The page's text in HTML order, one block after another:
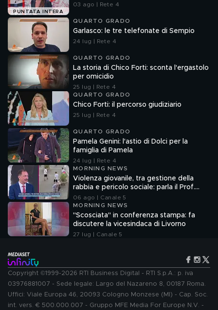
PUNTATA INTERA
03 ago | Rete 4
QUARTO GRADO
Garlasco: le tre telefonate di Sempio
24 lug | Rete 4
QUARTO GRADO
La storia di Chico Forti: sconta l'ergastolo
per omicidio
25 lug | Rete 4
QUARTO GRADO
Chico Forti: il percorso giudiziario
25 lug | Rete 4
QUARTO GRADO
Pamela Genini: l'astio di Dolci per la
famiglia di Pamela
24 lug | Rete 4
MORNING NEWS
Violenza giovanile, tra gestione della
rabbia e pericolo sociale: parla il Prof.
Pierpaolo Limone
06 ago | Canale 5
MORNING NEWS
"Scosciata" in conferenza stampa: fa
discutere la vicesindaca di Livorno
27 lug | Canale 5
Copyright ©1999-2026 RTI Business Digital - RTI S.p.A.: p. iva
03976881007 - Sede legale: Largo del Nazareno 8, 00187 Roma.
Uffici: Viale Europa 46, 20093 Cologno Monzese (MI) - Cap. Soc.
int. vers. € 500.000.007 - Gruppo MFE Media For Europe N.V. -